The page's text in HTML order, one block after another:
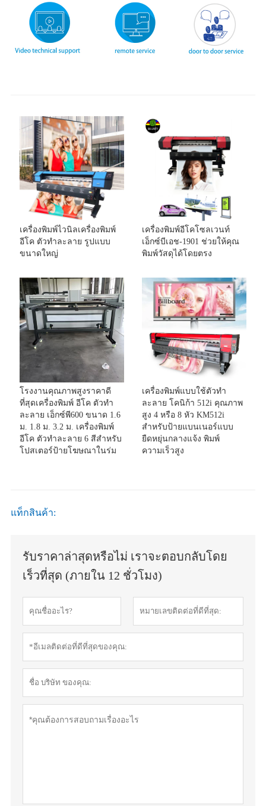
เครื่องพิมพ์ไวนิลเครื่องพิมพ์
อีโค ตัวทำละลาย รูปแบบ
ขนาดใหญ่
เครื่องพิมพ์อีโคโซลเวนท์
เอ็กซ์บีเอช-1901 ช่วยให้คุณ
พิมพ์วัสดุได้โดยตรง
โรงงานคุณภาพสูงราคาดี
ที่สุดเครื่องพิมพ์ อีโค ตัวทำ
ละลาย เอ็กซ์พี600 ขนาด 1.6
ม. 1.8 ม. 3.2 ม. เครื่องพิมพ์
อีโค ตัวทำละลาย 6 สีสำหรับ
โปสเตอร์ป้ายโฆษณาในร่ม
เครื่องพิมพ์แบบใช้ตัวทำ
ละลาย โคนิก้า 512i คุณภาพ
สูง 4 หรือ 8 หัว KM512i
สำหรับป้ายแบนเนอร์แบบ
ยืดหยุ่นกลางแจ้ง พิมพ์
ความเร็วสูง
แท็กสินค้า:
รับราคาล่าสุดหรือไม่ เราจะตอบกลับโดย
เร็วที่สุด (ภายใน 12 ชั่วโมง)